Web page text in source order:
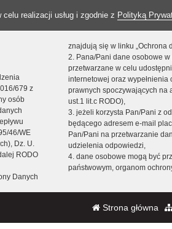
realizacji usług i zgodnie z Polityką
679 z
osób
46/WE
Dz. U.
RODO
Danych
znajdują się w linku „Ochrona
2. Pana/Pani dane osobowe w
przetwarzane w celu
internetowej oraz wypełnienia
prawnych spoczywających na
ust.1 lit.c RODO),
3. jeżeli korzysta Pan/Pani z
będącego adresem e-mail
Pan/Pani na przetwarzanie
udzielenia odpowiedzi,
4. dane osobowe mogą być
państwowym, organom
Strona główna